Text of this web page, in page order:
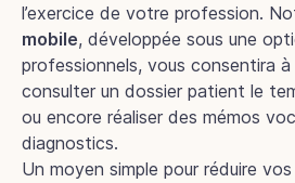
l’exercice de votre profession.
mobile, développée sous une
professionnels, vous consentira
consulter un dossier patient le
ou encore réaliser des mémos
diagnostics.
Un moyen simple pour réduire